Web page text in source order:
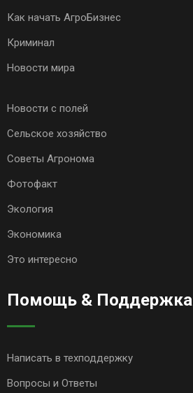
Как начать АгроБизнес
Криминал
Новости мира
Новости с полей
Сельское хозяйство
Советы Агронома
Фотофакт
Экология
Экономика
Это интересно
Помощь & Поддержка
Написать в техподдержку
Вопросы и Ответы